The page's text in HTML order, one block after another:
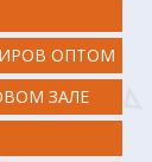
ОПТОМ
ЗАЛЕ